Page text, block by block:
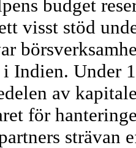
budget
visst stöd
Indien. Under
av
för